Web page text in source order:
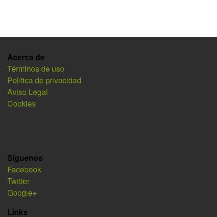
Acerca de
Términos de uso
Política de privacidad
Aviso Legal
Cookies
Síguenos
Facebook
Twitter
Google+
Links